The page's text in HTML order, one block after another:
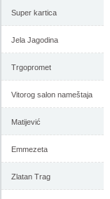
Super kartica
Jela Jagodina
Trgopromet
Vitorog salon nameštaja
Matijević
Emmezeta
Zlatan Trag